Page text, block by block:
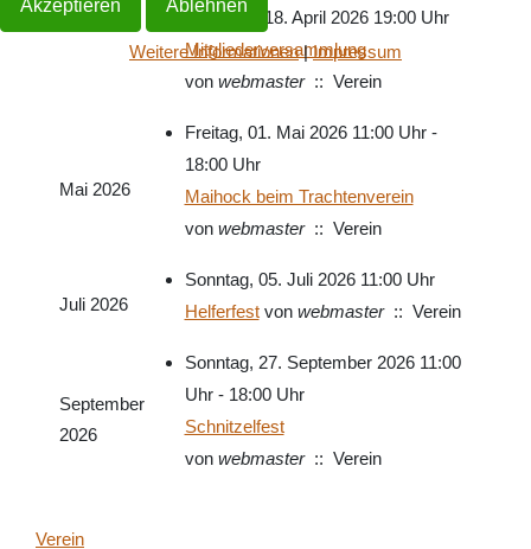
April 2026
Samstag, 18. April 2026 19:00 Uhr
Mitgliederversammlung
vonwebmaster:: Verein
Mai 2026
Freitag, 01. Mai 2026 11:00 Uhr -
18:00 Uhr
Maihock beim Trachtenverein
vonwebmaster:: Verein
Juli 2026
Sonntag, 05. Juli 2026 11:00 Uhr
Helferfestvonwebmaster:: Verein
September
2026
Sonntag, 27. September 2026 11:00
Uhr - 18:00 Uhr
Schnitzelfest
vonwebmaster:: Verein
Limite der Paginierungsliste
Verein
Akzeptieren Ablehnen
Weitere Informationen|Impressum